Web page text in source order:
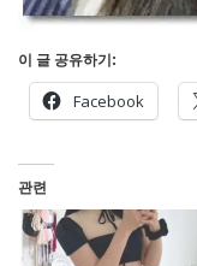
이 글 공유하기:
Facebook
관련